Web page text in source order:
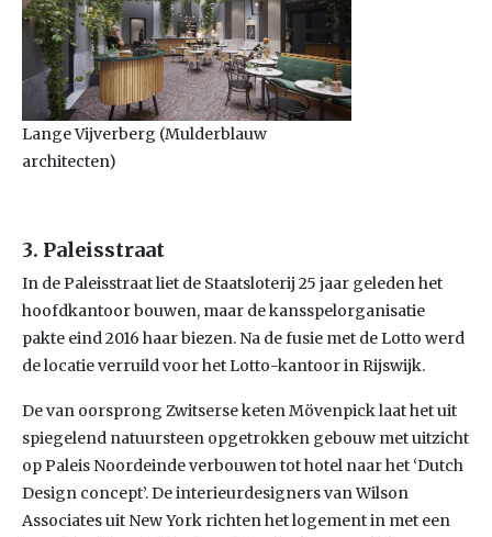
Lange Vijverberg (Mulderblauw
architecten)
3. Paleisstraat
In de Paleisstraat liet de Staatsloterij 25 jaar geleden het
hoofdkantoor bouwen, maar de kansspelorganisatie
pakte eind 2016 haar biezen. Na de fusie met de Lotto werd
de locatie verruild voor het Lotto-kantoor in Rijswijk.
De van oorsprong Zwitserse keten Mövenpick laat het uit
spiegelend natuursteen opgetrokken gebouw met uitzicht
op Paleis Noordeinde verbouwen tot hotel naar het ‘Dutch
Design concept’. De interieurdesigners van Wilson
Associates uit New York richten het logement in met een